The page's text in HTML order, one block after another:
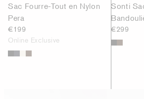
Sac Fourre-Tout en Nylon
Pera
€199
Online Exclusive
Sonti
€299